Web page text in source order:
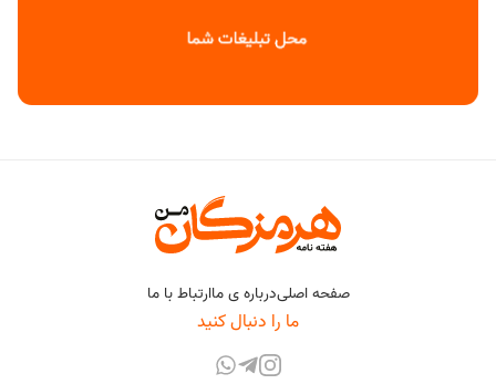
صفحه اصلیدرباره ی ماارتباط با ما
ما را دنبال کنید